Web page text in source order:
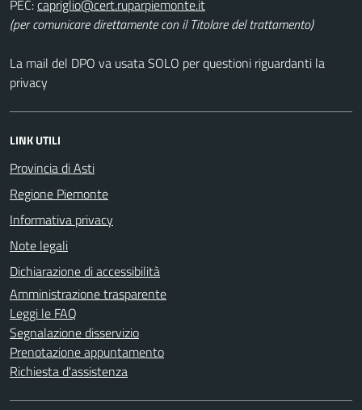
PEC:
(per comunicare direttamente con il Titolare del trattamento)
La mail del DPO va usata SOLO per questioni riguardanti la
privacy
LINK UTILI
Provincia di Asti
Regione Piemonte
Informativa privacy
Note legali
Dichiarazione di accessibilità
Amministrazione trasparente
Leggi le FAQ
Segnalazione disservizio
Prenotazione appuntamento
Richiesta d'assistenza